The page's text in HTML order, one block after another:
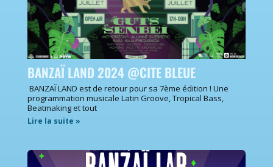
BANZAÏ LAND 2024 @CITE BLEUE
BANZAÏ LAND est de retour pour sa 7ème édition ! Une
programmation musicale Latin Groove, Tropical Bass,
Beatmaking et tout
Lire la suite »